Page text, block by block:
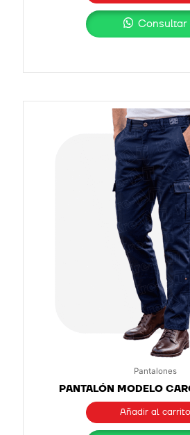
Consultar
Pantalones
PANTALÓN MODELO
Añadir al carrito